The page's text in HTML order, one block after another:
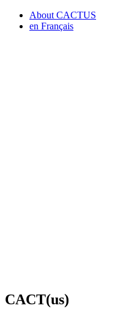
About CACTUS
en Français
CACT(us)